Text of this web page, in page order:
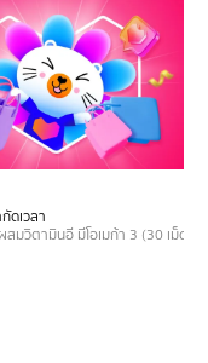
ดเวลา
มวิตามินอี มีโอเมก้า 3 (30 เม็ด)